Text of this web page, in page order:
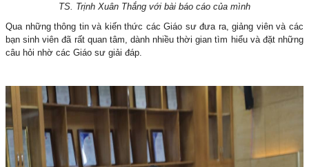
TS. Trịnh Xuân Thắng với bài báo cáo của mình
Qua những thông tin và kiến thức các Giáo sư đưa ra, giảng viên và các
bạn sinh viên đã rất quan tâm, dành nhiều thời gian tìm hiểu và đặt những
câu hỏi nhờ các Giáo sư giải đáp.